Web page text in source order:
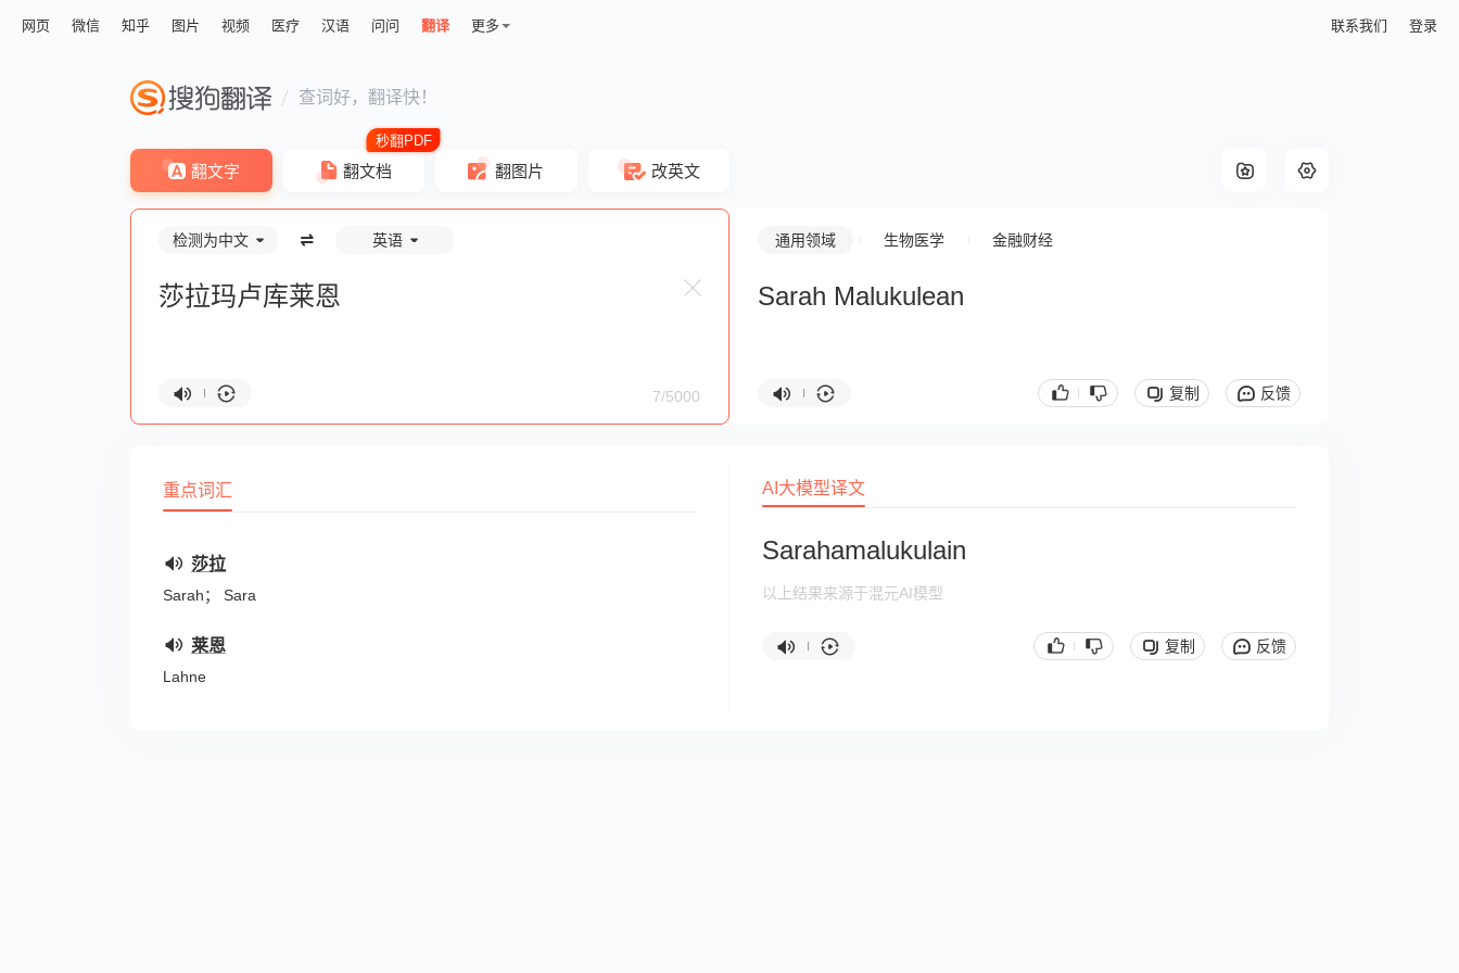
网页 微信 知乎 图片 视频 医疗 汉语 问问 翻译 更多 联系我们 登录
查词好，翻译快！
翻文字 翻文档 翻图片 改英文
检测为中文 英语
7/5000
通用领域 生物医学 金融财经
Sarah Malukulean
复制 反馈
重点词汇
莎拉
Sarah； Sara
莱恩
Lahne
AI大模型译文
Sarahamalukulain
以上结果来源于混元AI模型
复制 反馈